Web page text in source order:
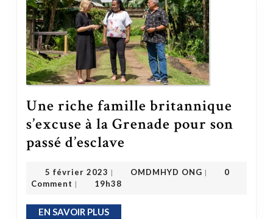
Une riche famille britannique
s’excuse à la Grenade pour son
passé d’esclave
5 février 2023 5 février 2023
| OMDMHYD ONG |
0
Comment | 19h38
EN SAVOIR PLUSEN SAVOIR PLUS